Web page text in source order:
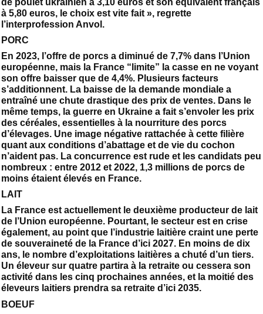
à 5,80 euros, le choix est vite fait », regrette
l’interprofession Anvol.
PORC
En 2023, l’offre de porcs a diminué de 7,7% dans l’Union
européenne, mais la France “limite” la casse en ne voyant
son offre baisser que de 4,4%. Plusieurs facteurs
s’additionnent. La baisse de la demande mondiale a
entraîné une chute drastique des prix de ventes. Dans le
même temps, la guerre en Ukraine a fait s’envoler les prix
des céréales, essentielles à la nourriture des porcs
d’élevages. Une image négative rattachée à cette filière
quant aux conditions d’abattage et de vie du cochon
n’aident pas. La concurrence est rude et les candidats peu
nombreux : entre 2012 et 2022, 1,3 millions de porcs de
moins étaient élevés en France.
LAIT
La France est actuellement le deuxième producteur de lait
de l’Union européenne. Pourtant, le secteur est en crise
également, au point que l’industrie laitière craint une perte
de souveraineté de la France d’ici 2027. En moins de dix
ans, le nombre d’exploitations laitières a chuté d’un tiers.
Un éleveur sur quatre partira à la retraite ou cessera son
activité dans les cinq prochaines années, et la moitié des
éleveurs laitiers prendra sa retraite d’ici 2035.
BOEUF